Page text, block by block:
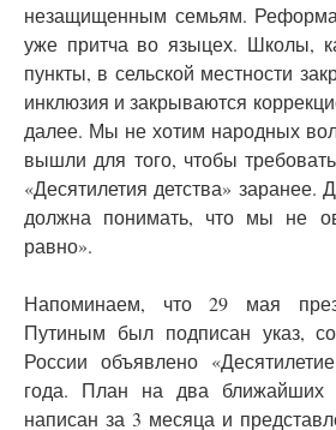
незащищенным семьям.
уже притча во языцех. Школы,
пункты, в сельской местности
инклюзия и закрываются
далее. Мы не хотим народных
вышли для того, чтобы
«Десятилетия детства» заранее.
должна понимать, что мы не
равно».
Напоминаем, что 29 мая
Путиным был подписан указ,
России объявлено
года. План на два ближайших
написан за 3 месяца и